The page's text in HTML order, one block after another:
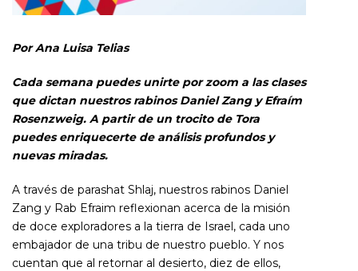
Por Ana Luisa Telias
Cada semana puedes unirte por zoom a las clases
que dictan nuestros rabinos Daniel Zang y Efraím
Rosenzweig. A partir de un trocito de Tora
puedes enriquecerte de análisis profundos y
nuevas miradas.
A través de parashat Shlaj, nuestros rabinos Daniel
Zang y Rab Efraim reflexionan acerca de la misión
de doce exploradores a la tierra de Israel, cada uno
embajador de una tribu de nuestro pueblo. Y nos
cuentan que al retornar al desierto, diez de ellos,